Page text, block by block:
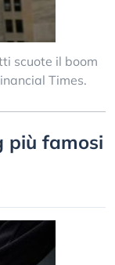
scuote il boom
Times.
più famosi